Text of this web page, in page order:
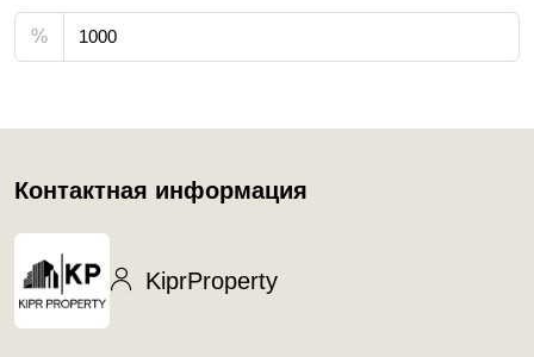
%
Контактная информация
KiprProperty